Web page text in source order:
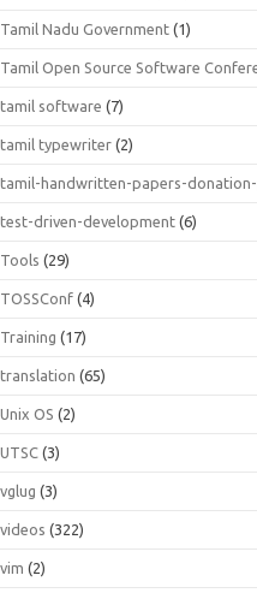
Tamil Nadu Government (1)
Tamil Open Source Software
tamil software (7)
tamil typewriter (2)
tamil-handwritten-papers-
test-driven-development (6)
Tools (29)
TOSSConf (4)
Training (17)
translation (65)
Unix OS (2)
UTSC (3)
vglug (3)
videos (322)
vim (2)